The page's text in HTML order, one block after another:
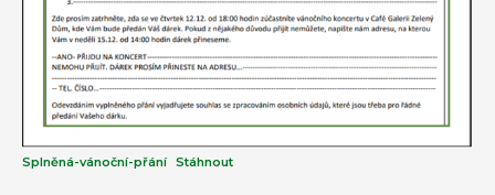
Splněná-vánoční-přání Stáhnout